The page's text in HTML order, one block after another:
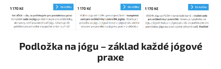
Podložka na jógu – základ každé jógové
praxe